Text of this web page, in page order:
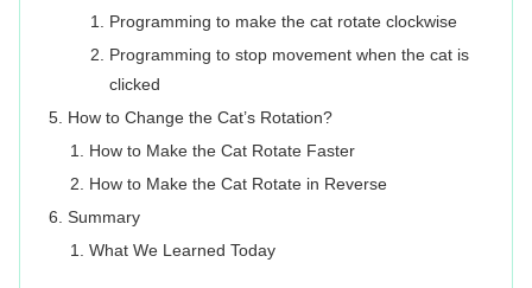
Programming to make the cat rotate clockwise
Programming to stop movement when the cat is
clicked
How to Change the Cat’s Rotation?
How to Make the Cat Rotate Faster
How to Make the Cat Rotate in Reverse
Summary
What We Learned Today